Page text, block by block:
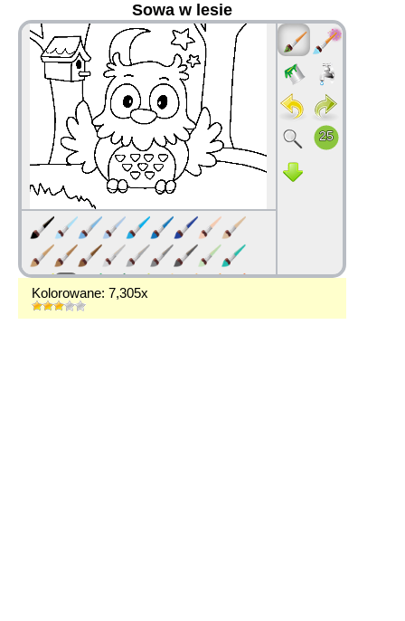
Sowa w lesie
36
Kolorowane: 7,305x